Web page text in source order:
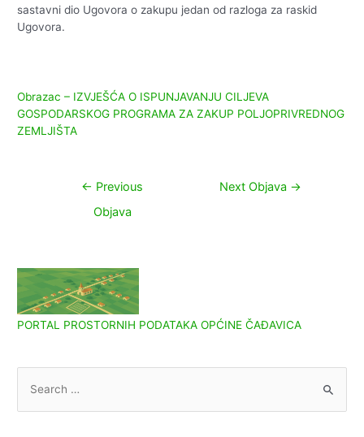
sastavni dio Ugovora o zakupu jedan od razloga za raskid
Ugovora.
Obrazac – IZVJEŠĆA O ISPUNJAVANJU CILJEVA
GOSPODARSKOG PROGRAMA ZA ZAKUP POLJOPRIVREDNOG
ZEMLJIŠTA
Navigacija
← Previous
Objava
Next Objava →
PORTAL PROSTORNIH PODATAKA OPĆINE ČAĐAVICA